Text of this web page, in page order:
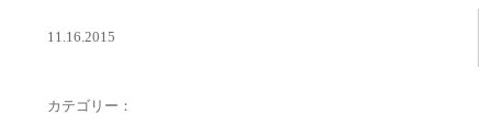
11.16.2015
カテゴリー：